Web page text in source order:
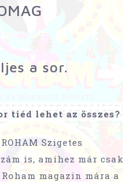
a sor.
tiéd lehet az összes?
Szigetes
is, amihez már csak
magazin mára a